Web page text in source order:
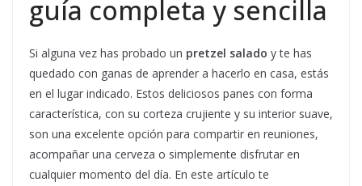
guía completa y sencilla
Si alguna vez has probado un pretzel salado y te has
quedado con ganas de aprender a hacerlo en casa, estás
en el lugar indicado. Estos deliciosos panes con forma
característica, con su corteza crujiente y su interior suave,
son una excelente opción para compartir en reuniones,
acompañar una cerveza o simplemente disfrutar en
cualquier momento del día. En este artículo te